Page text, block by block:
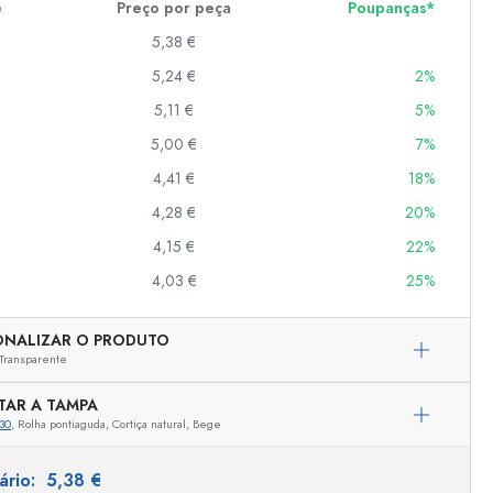
Representação exemplar
Preço por peça
Poupanças*
5,38 €
5,24 €
2%
5,11 €
5%
5,00 €
7%
4,41 €
18%
4,28 €
20%
4,15 €
22%
4,03 € 25%
O PRODUTO
Transparente
A TAMPA
, Rolha pontiaguda, Cortiça natural, Bege
5,38 €